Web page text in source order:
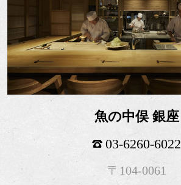
魚の中俣 銀座
03-6260-6022
〒104-0061